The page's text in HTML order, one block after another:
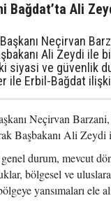
Bağdat’ta Ali
Neçirvan
Ali Zeydi ile
siyasi ve güvenlik
ile Erbil-Bağdat
Neçirvan
Başbakanı Ali
durum, mevcut
bölgesel ve
yansımaları ele